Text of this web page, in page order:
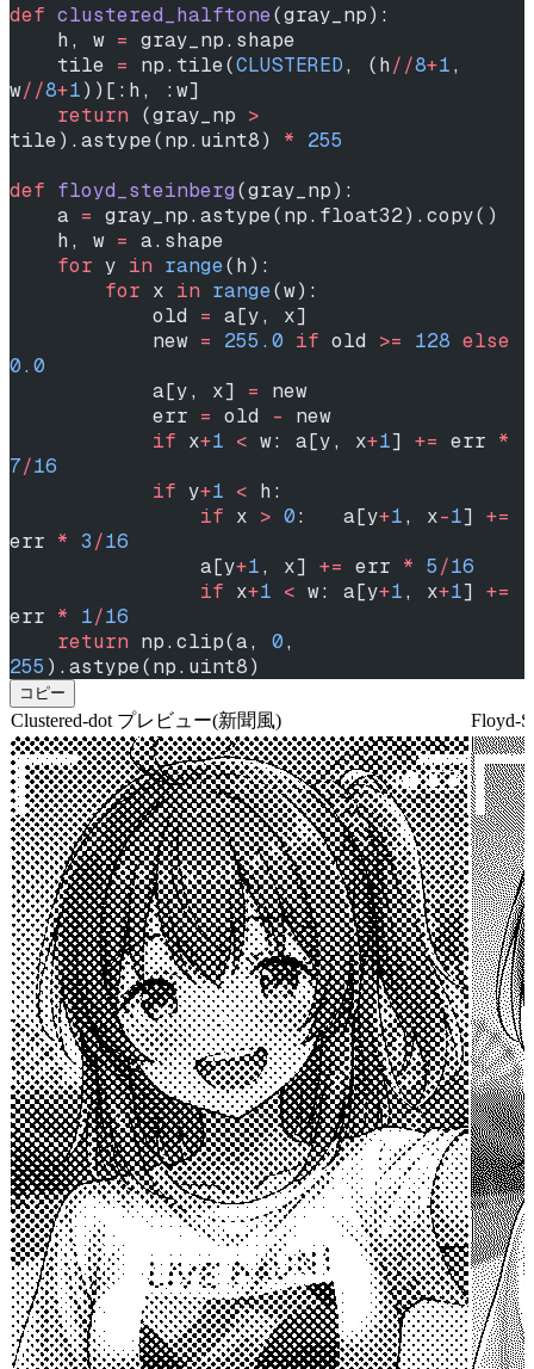
def clustered_halftone(gray_np):
    h, w
= gray_np.shape
    tile
= np.tile(CLUSTERED, (h//8+1,
w//8+1))[:h, :w]
    return
(gray_np >
tile).astype(np.uint8) * 255
def floyd_steinberg(gray_np):
    a
= gray_np.astype(np.float32).copy()
    h, w
= a.shape
    for
y in range(h):
        for
x in range(w):
            old
= a[y, x]
            new
= 255.0 if old >= 128 else
0.0
            a[y, x]
= new
            err
= old - new
            if
x+1 < w: a[y, x+1] += err *
7/16
            if
y+1 < h:
                if
x > 0:   a[y+1, x-1] +=
err * 3/16
                a[y
+1, x] += err * 5/16
                if
x+1 < w: a[y+1, x+1] +=
err * 1/16
    return
np.clip(a, 0
255 ).astype(np.uint8)
コピー
Clustered-dot プレビュー(新聞風) Floyd-